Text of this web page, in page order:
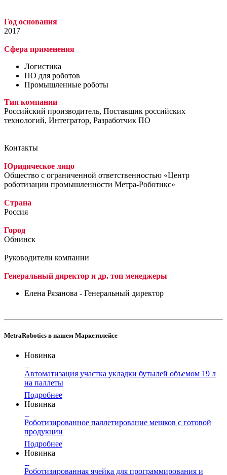
Год основания
2017
Сфера применения
Логистика
ПО для роботов
Промышленные роботы
Тип компании
Российский производитель, Поставщик российских
технологий, Интегратор, Разработчик ПО
Контакты
Юридическое лицо
Общество с ограниченной ответственностью «Центр
роботизации промышленности Метра-Роботикс»
Страна
Россия
Город
Обнинск
Руководители компании
Генеральный директор и др. топ менеджеры
Елена Рязанова - Генеральный директор
MetraRobotics в нашем Маркетплейсе
Новинка
Автоматизация участка укладки бутылей объемом 19 л
на паллеты
Подробнее
Новинка
Роботизированное паллетирование мешков с готовой
продукции
Подробнее
Новинка
Роботизированная ячейка для программирования и